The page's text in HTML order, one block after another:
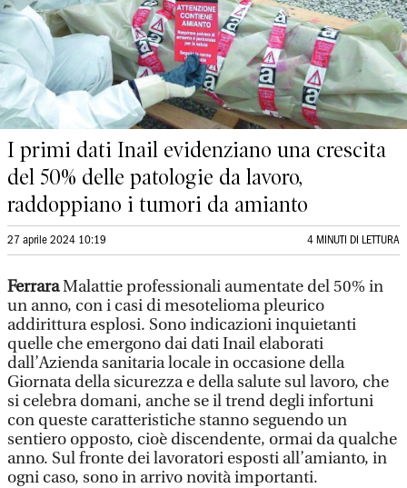
I primi dati Inail evidenziano una crescita
del 50% delle patologie da lavoro,
raddoppiano i tumori da amianto
27 aprile 2024 10:19 4 MINUTI DI LETTURA
FerraraMalattie professionali aumentate del 50% in
un anno, con i casi di mesotelioma pleurico
addirittura esplosi. Sono indicazioni inquietanti
quelle che emergono dai dati Inail elaborati
dall’Azienda sanitaria locale in occasione della
Giornata della sicurezza e della salute sul lavoro, che
si celebra domani, anche se il trend degli infortuni
con queste caratteristiche stanno seguendo un
sentiero opposto, cioè discendente, ormai da qualche
anno. Sul fronte dei lavoratori esposti all’amianto, in
ogni caso, sono in arrivo novità importanti.